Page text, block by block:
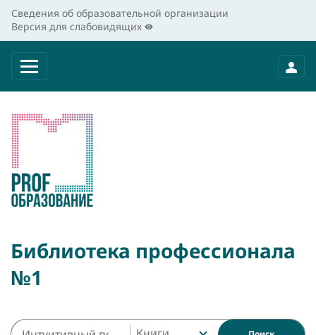
Сведения об образовательной организации
Версия для слабовидящих
Библиотека профессионала
№1